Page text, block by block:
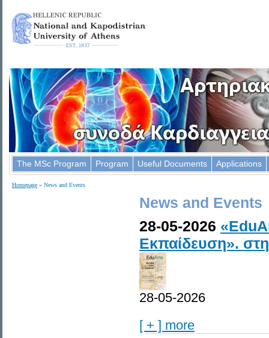
The MSc Program Program Useful Documents Applications
Homepage » News and Events
News and Events
28-05-2026
Εκπαίδευση».
28-05-2026
[ + ] more